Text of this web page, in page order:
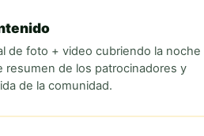
de foto + video cubriendo la noche
resumen de los patrocinadores y
de la comunidad.